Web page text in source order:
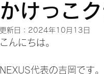
かけっこ
更新日： 2024年10月13日
こんにちは。
NEXUS代表の吉岡です。